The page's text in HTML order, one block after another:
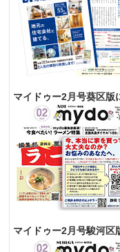
マイドゥー2月号葵区版
マイドゥー2月号駿河区